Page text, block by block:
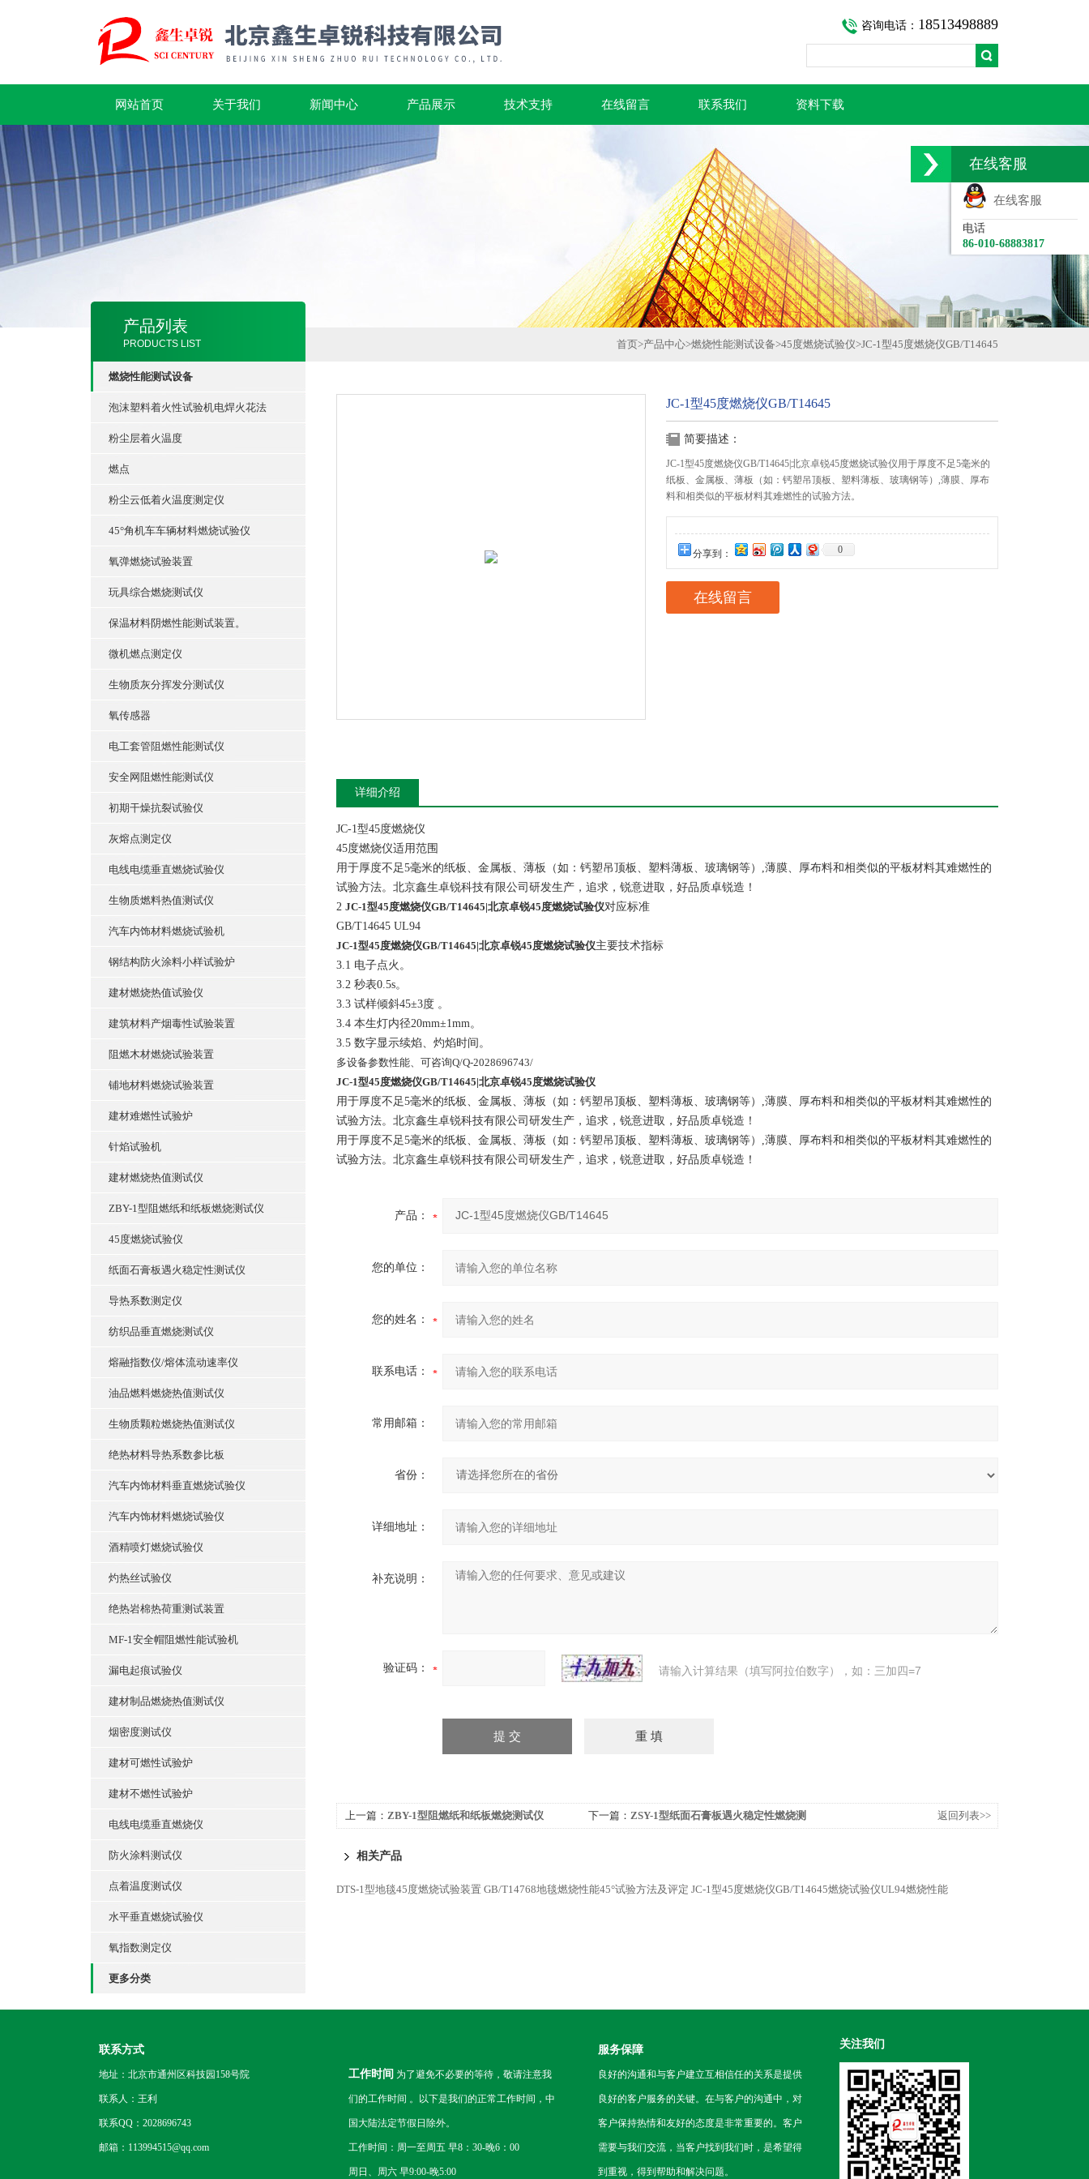
咨询电话： 18513498889
网站首页 关于我们 新闻中心 产品展示 技术支持 在线留言 联系我们 资料下载
产品列表
PRODUCTS LIST
燃烧性能测试设备
泡沫塑料着火性试验机电焊火花法
粉尘层着火温度
燃点
粉尘云低着火温度测定仪
45°角机车车辆材料燃烧试验仪
氧弹燃烧试验装置
玩具综合燃烧测试仪
保温材料阴燃性能测试装置。
微机燃点测定仪
生物质灰分挥发分测试仪
氧传感器
电工套管阻燃性能测试仪
安全网阻燃性能测试仪
初期干燥抗裂试验仪
灰熔点测定仪
电线电缆垂直燃烧试验仪
生物质燃料热值测试仪
汽车内饰材料燃烧试验机
钢结构防火涂料小样试验炉
建材燃烧热值试验仪
建筑材料产烟毒性试验装置
阻燃木材燃烧试验装置
铺地材料燃烧试验装置
建材难燃性试验炉
针焰试验机
建材燃烧热值测试仪
ZBY-1型阻燃纸和纸板燃烧测试仪
45度燃烧试验仪
纸面石膏板遇火稳定性测试仪
导热系数测定仪
纺织品垂直燃烧测试仪
熔融指数仪/熔体流动速率仪
油品燃料燃烧热值测试仪
生物质颗粒燃烧热值测试仪
绝热材料导热系数参比板
汽车内饰材料垂直燃烧试验仪
汽车内饰材料燃烧试验仪
酒精喷灯燃烧试验仪
灼热丝试验仪
绝热岩棉热荷重测试装置
MF-1安全帽阻燃性能试验机
漏电起痕试验仪
建材制品燃烧热值测试仪
烟密度测试仪
建材可燃性试验炉
建材不燃性试验炉
电线电缆垂直燃烧仪
防火涂料测试仪
点着温度测试仪
水平垂直燃烧试验仪
氧指数测定仪
更多分类
首页>产品中心>燃烧性能测试设备>45度燃烧试验仪>JC-1型45度燃烧仪GB/T14645
JC-1型45度燃烧仪GB/T14645
简要描述：
JC-1型45度燃烧仪GB/T14645|北京卓锐45度燃烧试验仪用于厚度不足5毫米的
纸板、金属板、薄板（如：钙塑吊顶板、塑料薄板、玻璃钢等）,薄膜、厚布
料和相类似的平板材料其难燃性的试验方法。
分享到： 0
在线留言
详细介绍
JC-1型45度燃烧仪
45度燃烧仪适用范围
用于厚度不足5毫米的纸板、金属板、薄板（如：钙塑吊顶板、塑料薄板、玻璃钢等）,薄膜、厚布料和相类似的平板材料其难燃性的
试验方法。北京鑫生卓锐科技有限公司研发生产，追求，锐意进取，好品质卓锐造！
2 JC-1型45度燃烧仪GB/T14645|北京卓锐45度燃烧试验仪对应标准
GB/T14645 UL94
JC-1型45度燃烧仪GB/T14645|北京卓锐45度燃烧试验仪主要技术指标
3.1 电子点火。
3.2 秒表0.5s。
3.3 试样倾斜45±3度 。
3.4 本生灯内径20mm±1mm。
3.5 数字显示续焰、灼焰时间。
多设备参数性能、可咨询Q/Q-2028696743/
JC-1型45度燃烧仪GB/T14645|北京卓锐45度燃烧试验仪
用于厚度不足5毫米的纸板、金属板、薄板（如：钙塑吊顶板、塑料薄板、玻璃钢等）,薄膜、厚布料和相类似的平板材料其难燃性的
试验方法。北京鑫生卓锐科技有限公司研发生产，追求，锐意进取，好品质卓锐造！
用于厚度不足5毫米的纸板、金属板、薄板（如：钙塑吊顶板、塑料薄板、玻璃钢等）,薄膜、厚布料和相类似的平板材料其难燃性的
试验方法。北京鑫生卓锐科技有限公司研发生产，追求，锐意进取，好品质卓锐造！
产品：
您的单位：
您的姓名：
联系电话：
常用邮箱：
省份：
详细地址：
补充说明：
验证码： 请输入计算结果（填写阿拉伯数字），如：三加四=7
上一篇： ZBY-1型阻燃纸和纸板燃烧测试仪
下一篇： ZSY-1型纸面石膏板遇火稳定性燃烧测
返回列表>>
相关产品
DTS-1型地毯45度燃烧试验装置 GB/T14768地毯燃烧性能45°试验方法及评定 JC-1型45度燃烧仪GB/T14645燃烧试验仪UL94燃烧性能
联系方式
地址：北京市通州区科技园158号院
联系人：王利
联系QQ：2028696743
邮箱：113994515@qq.com
工作时间 为了避免不必要的等待，敬请注意我
们的工作时间 。以下是我们的正常工作时间，中
国大陆法定节假日除外。
工作时间：周一至周五 早8：30-晚6：00
周日、周六 早9:00-晚5:00
服务保障
良好的沟通和与客户建立互相信任的关系是提供
良好的客户服务的关键。在与客户的沟通中，对
客户保持热情和友好的态度是非常重要的。客户
需要与我们交流，当客户找到我们时，是希望得
到重视，得到帮助和解决问题。
关注我们
在线客服
在线客服
电话
86-010-68883817